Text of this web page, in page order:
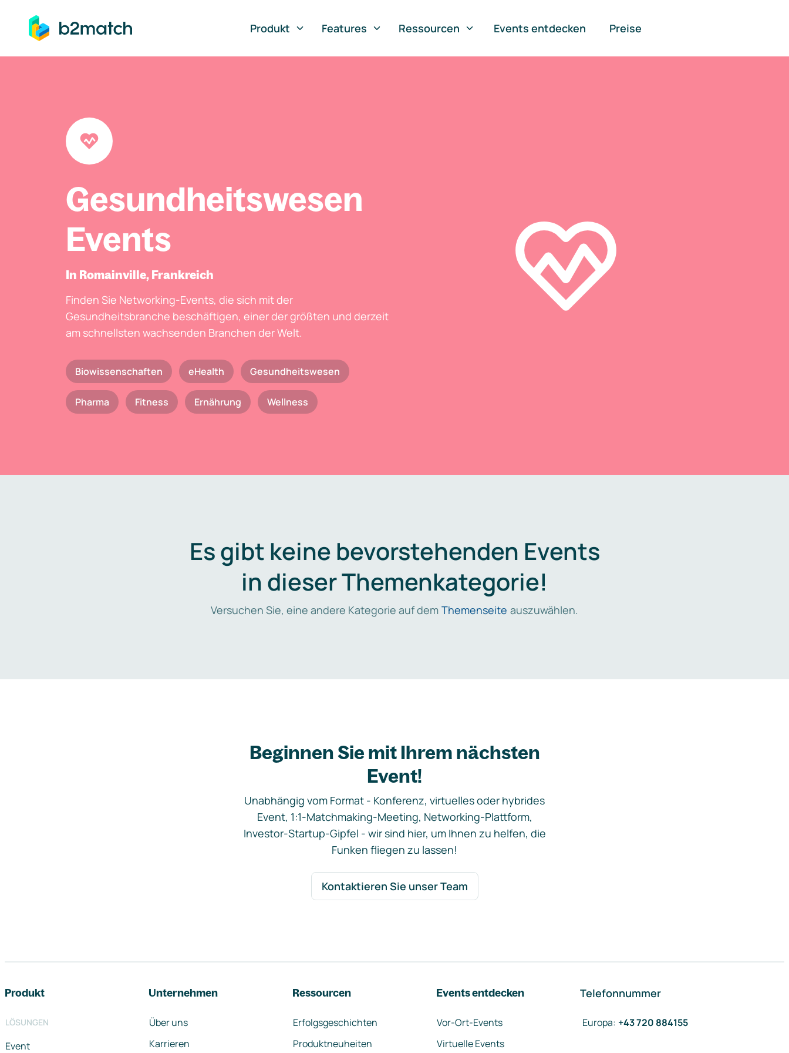
springen
Produkt
Features Ressourcen Events entdecken Preise
Gesundheitswesen
Events
In Romainville, Frankreich
Finden Sie Networking-Events, die sich mit der
Gesundheitsbranche beschäftigen, einer der größten und derzeit
am schnellsten wachsenden Branchen der Welt.
Biowissenschaften eHealth Gesundheitswesen
Pharma Fitness Ernährung Wellness
Es gibt keine bevorstehenden Events
in dieser Themenkategorie!
Versuchen Sie, eine andere Kategorie auf dem Themenseite auszuwählen.
Beginnen Sie mit Ihrem nächsten
Event!
Unabhängig vom Format - Konferenz, virtuelles oder hybrides
Event, 1:1-Matchmaking-Meeting, Networking-Plattform,
Investor-Startup-Gipfel - wir sind hier, um Ihnen zu helfen, die
Funken fliegen zu lassen!
Kontaktieren Sie unser Team
Produkt
LÖSUNGEN
Event
Unternehmen
Über uns
Karrieren
Ressourcen
Erfolgsgeschichten
Produktneuheiten
Events entdecken
Vor-Ort-Events
Virtuelle Events
Telefonnummer
Europa: +43 720 884155